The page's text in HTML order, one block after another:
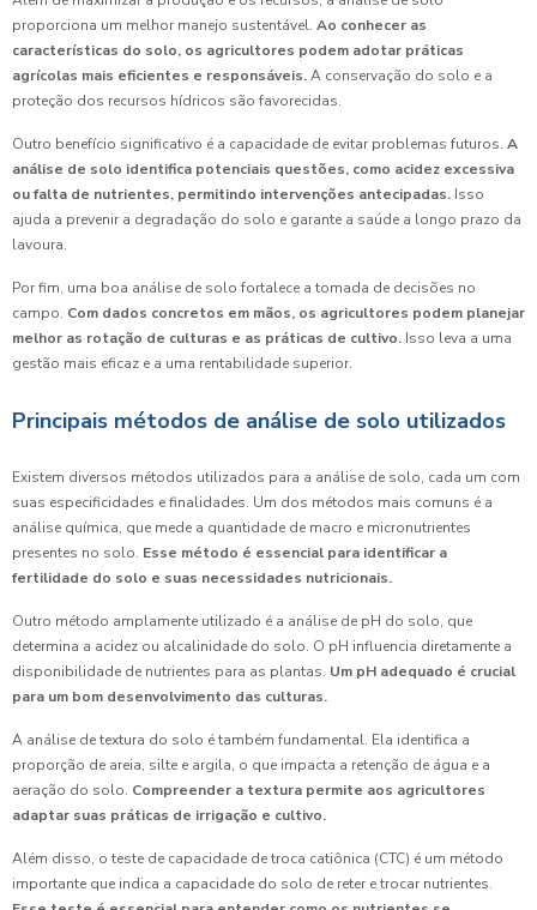
proporciona um melhor manejo sustentável. Ao conhecer as
características do solo, os agricultores podem adotar práticas
agrícolas mais eficientes e responsáveis.A conservação do solo e a
proteção dos recursos hídricos são favorecidas.
Outro benefício significativo é a capacidade de evitar problemas futuros. A
análise de solo identifica potenciais questões, como acidez excessiva
ou falta de nutrientes, permitindo intervenções antecipadas. Isso
ajuda a prevenir a degradação do solo e garante a saúde a longo prazo da
lavoura.
Por fim, uma boa análise de solo fortalece a tomada de decisões no
campo. Com dados concretos em mãos, os agricultores podem planejar
melhor as rotação de culturas e as práticas de cultivo. Isso leva a uma
gestão mais eficaz e a uma rentabilidade superior.
Principais métodos de análise de solo utilizados
Existem diversos métodos utilizados para a análise de solo, cada um com
suas especificidades e finalidades. Um dos métodos mais comuns é a
análise química, que mede a quantidade de macro e micronutrientes
presentes no solo. Esse método é essencial para identificar a
fertilidade do solo e suas necessidades nutricionais.
Outro método amplamente utilizado é a análise de pH do solo, que
determina a acidez ou alcalinidade do solo. O pH influencia diretamente a
disponibilidade de nutrientes para as plantas. Um pH adequado é crucial
para um bom desenvolvimento das culturas.
A análise de textura do solo é também fundamental. Ela identifica a
proporção de areia, silte e argila, o que impacta a retenção de água e a
aeração do solo. Compreender a textura permite aos agricultores
adaptar suas práticas de irrigação e cultivo.
Além disso, o teste de capacidade de troca catiônica (CTC) é um método
importante que indica a capacidade do solo de reter e trocar nutrientes.